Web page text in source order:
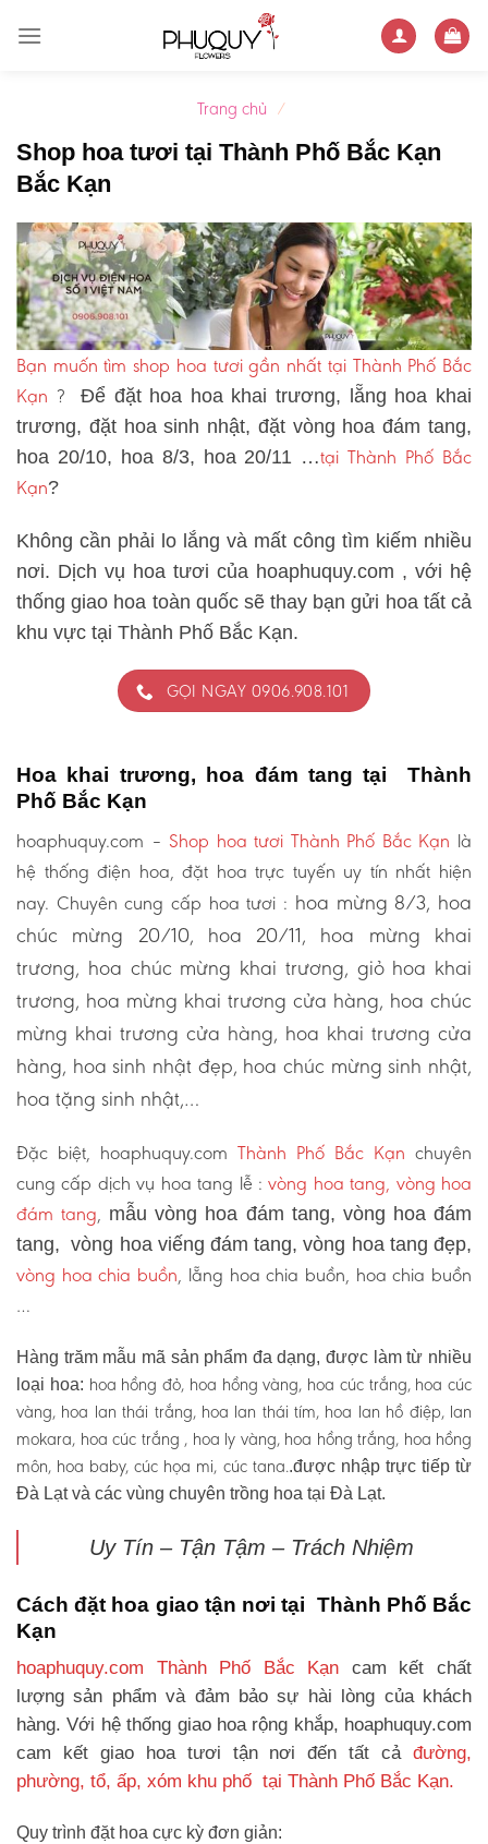
Trang chủ /
Shop hoa tươi tại Thành Phố Bắc Kạn
Bắc Kạn
Bạn muốn tìm shop hoa tươi gần nhất tại Thành Phố Bắc
Kạn ?Để đặt hoa hoa khai trương, lẵng hoa khai
trương, đặt hoa sinh nhật, đặt vòng hoa đám tang,
hoa 20/10, hoa 8/3, hoa 20/11 …tại Thành Phố Bắc
Kạn?
Không cần phải lo lắng và mất công tìm kiếm nhiều
nơi. Dịch vụ hoa tươi của hoaphuquy.com , với hệ
thống giao hoa toàn quốc sẽ thay bạn gửi hoa tất cả
khu vực tại Thành Phố Bắc Kạn.
GỌI NGAY 0906.908.101
Hoa khai trương, hoa đám tang tại Thành
Phố Bắc Kạn
hoaphuquy.com – Shop hoa tươi Thành Phố Bắc Kạn là
hệ thống điện hoa, đặt hoa trực tuyến uy tín nhất hiện
nay. Chuyên cung cấp hoa tươi : hoa mừng 8/3, hoa
chúc mừng 20/10, hoa 20/11, hoa mừng khai
trương, hoa chúc mừng khai trương, giỏ hoa khai
trương, hoa mừng khai trương cửa hàng, hoa chúc
mừng khai trương cửa hàng, hoa khai trương cửa
hàng, hoa sinh nhật đẹp, hoa chúc mừng sinh nhật,
hoa tặng sinh nhật,…
Đặc biệt, hoaphuquy.com Thành Phố Bắc Kạn chuyên
cung cấp dịch vụ hoa tang lễ :vòng hoa tang, vòng hoa
đám tang, mẫu vòng hoa đám tang, vòng hoa đám
tang, vòng hoa viếng đám tang, vòng hoa tang đẹp,
vòng hoa chia buồn, lẵng hoa chia buồn, hoa chia buồn
…
Hàng trăm mẫu mã sản phẩm đa dạng, được làm từ nhiều
loại hoa: hoa hồng đỏ, hoa hồng vàng, hoa cúc trắng, hoa cúc
vàng, hoa lan thái trắng, hoa lan thái tím, hoa lan hồ điệp, lan
mokara, hoa cúc trắng , hoa ly vàng, hoa hồng trắng, hoa hồng
môn, hoa baby, cúc họa mi, cúc tana..được nhập trực tiếp từ
Đà Lạt và các vùng chuyên trồng hoa tại Đà Lạt.
Uy Tín – Tận Tậm – Trách Nhiệm
Cách đặt hoa giao tận nơi tại Thành Phố Bắc
Kạn
hoaphuquy.com Thành Phố Bắc Kạn cam kết chất
lượng sản phẩm và đảm bảo sự hài lòng của khách
hàng. Với hệ thống giao hoa rộng khắp, hoaphuquy.com
cam kết giao hoa tươi tận nơi đến tất cả đường,
phường, tổ, ấp, xóm khu phố tại Thành Phố Bắc Kạn.
Quy trình đặt hoa cực kỳ đơn giản: